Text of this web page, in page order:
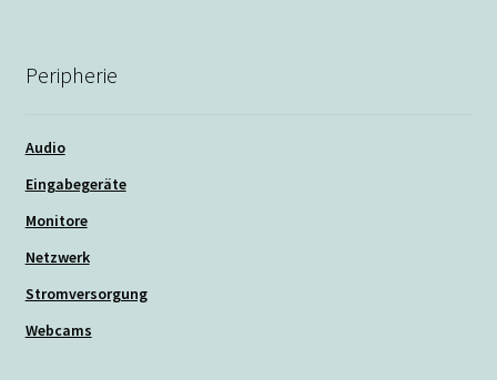
Peripherie
Audio
Eingabegeräte
Monitore
Netzwerk
Stromversorgung
Webcams